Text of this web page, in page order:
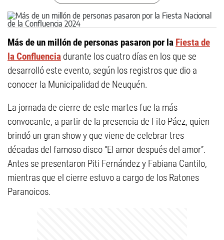
Más de un millón de personas pasaron por la Fiesta de
la Confluencia durante los cuatro días en los que se
desarrolló este evento, según los registros que dio a
conocer la Municipalidad de Neuquén.
La jornada de cierre de este martes fue la más
convocante, a partir de la presencia de Fito Páez, quien
brindó un gran show y que viene de celebrar tres
décadas del famoso disco “El amor después del amor”.
Antes se presentaron Piti Fernández y Fabiana Cantilo,
mientras que el cierre estuvo a cargo de los Ratones
Paranoicos.